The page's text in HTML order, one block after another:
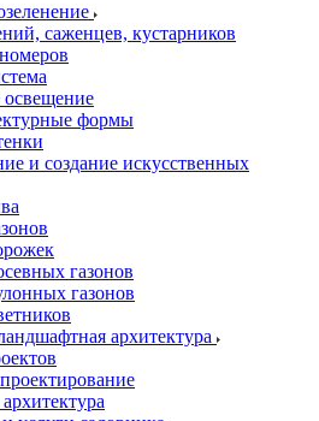
саженцев, кустарников
формы
и создание искусственных
газонов
газонов
архитектура